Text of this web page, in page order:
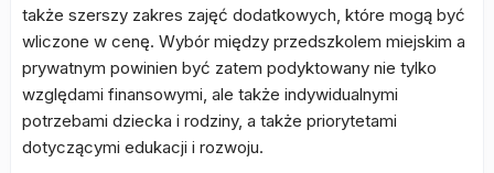
także szerszy zakres zajęć dodatkowych, które mogą być
wliczone w cenę. Wybór między przedszkolem miejskim a
prywatnym powinien być zatem podyktowany nie tylko
względami finansowymi, ale także indywidualnymi
potrzebami dziecka i rodziny, a także priorytetami
dotyczącymi edukacji i rozwoju.